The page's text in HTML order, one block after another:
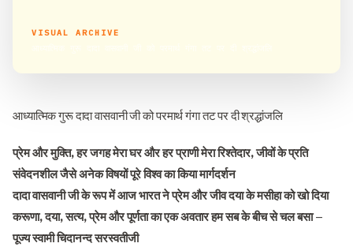
VISUAL ARCHIVE
आध्यात्मिक गुरू दादा वासवानी जी को परमार्थ गंगा तट पर दी श्रद्धांजलि
प्रेम और मुक्ति, हर जगह मेरा घर और हर प्राणी मेरा रिश्तेदार, जीवों के प्रति
संवेदनशील जैसे अनेक विषयों पूरे विश्व का किया मार्गदर्शन
दादा वासवानी जी के रूप में आज भारत ने प्रेम और जीव दया के मसीहा को खो दिया
करूणा, दया, सत्य, प्रेम और पूर्णता का एक अवतार हम सब के बीच से चल बसा –
पूज्य स्वामी चिदानन्द सरस्वतीजी